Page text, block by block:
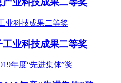
产业科技成果二等奖
工业科技成果二等奖